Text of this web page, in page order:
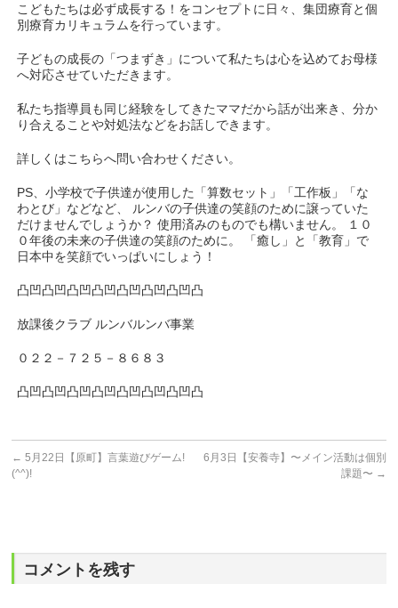
こどもたちは必ず成長する！をコンセプトに日々、集団療育と個
別療育カリキュラムを行っています。
子どもの成長の「つまずき」について私たちは心を込めてお母様
へ対応させていただきます。
私たち指導員も同じ経験をしてきたママだから話が出来き、分か
り合えることや対処法などをお話しできます。
詳しくはこちらへ問い合わせください。
PS、小学校で子供達が使用した「算数セット」「工作板」「な
わとび」などなど、 ルンバの子供達の笑顔のために譲っていた
だけませんでしょうか？ 使用済みのものでも構いません。 １０
０年後の未来の子供達の笑顔のために。 「癒し」と「教育」で
日本中を笑顔でいっぱいにしょう！
凸凹凸凹凸凹凸凹凸凹凸凹凸凹凸
放課後クラブ ルンバルンバ事業
０２２－７２５－８６８３
凸凹凸凹凸凹凸凹凸凹凸凹凸凹凸
← 5月22日【原町】言葉遊びゲーム!
(^^)!
6月3日【安養寺】〜メイン活動は個別
課題〜 →
コメントを残す